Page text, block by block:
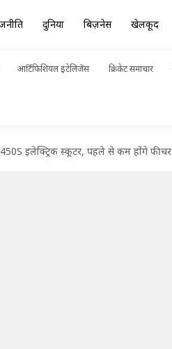
दुनिया बिज़नेस खेलकूद
आर्टिफिशियल इंटेलिजेंस क्रिकेट समाचार
इलेक्ट्रिक स्कूटर, पहले से कम होंगे फीचर